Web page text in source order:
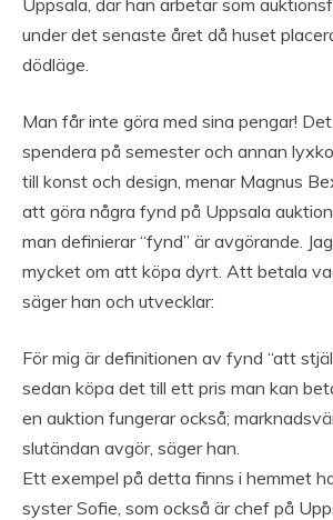
Uppsala, där han arbetar som
under det senaste året då huset
dödläge.
Man får inte göra med sina pengar!
spendera på semester och annan
till konst och design, menar Magnus
att göra några fynd på Uppsala
man definierar “fynd” är avgörande.
mycket om att köpa dyrt. Att betala
säger han och utvecklar:
För mig är definitionen av fynd “att
sedan köpa det till ett pris man kan
en auktion fungerar också;
slutändan avgör, säger han.
Ett exempel på detta finns i hemmet
syster Sofie, som också är chef på